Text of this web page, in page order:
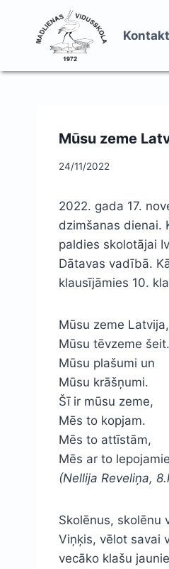
content
Mūsu zeme
24/11/2022
2022. gada 17.
dzimšanas dienai.
paldies skolotājai
Dātavas vadībā.
klausījāmies 10.
Mūsu zeme Latvija,
Mūsu tēvzeme šeit.
Mūsu plašumi un
Mūsu krāšņumi.
Šī ir mūsu zeme,
Mēs to kopjam.
Mēs to attīstām,
Mēs ar to
(Nellija Reveliņa,
Skolēnus, skolēnu
Viņķis, vēlot savai
vecāko klašu